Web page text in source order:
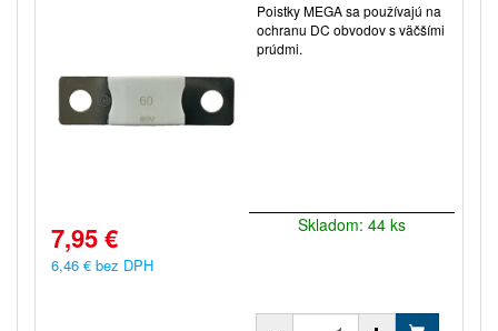
Poistky MEGA sa používajú na
ochranu DC obvodov s väčšími
prúdmi.
7,95 €
6,46 € bez DPH
Skladom: 44 ks